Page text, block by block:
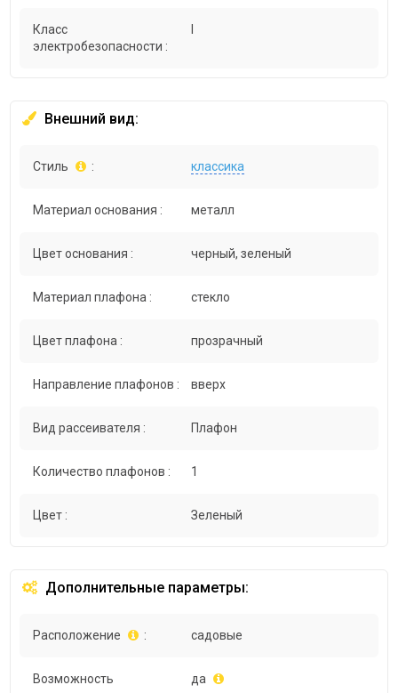
Класс
электробезопасности :
Внешний вид:
Стиль : классика
Материал основания : металл
Цвет основания : черный, зеленый
Материал плафона : стекло
Цвет плафона : прозрачный
Направление плафонов : вверх
Вид рассеивателя : Плафон
Количество плафонов : 1
Цвет : Зеленый
Дополнительные параметры:
Расположение : садовые
Возможность
да